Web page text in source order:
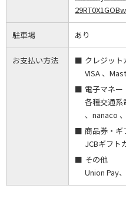
駐車場 あり
お支払い方法
クレジット
VISA 、
電子マネー
各種交通系
、nanaco
商品券・ギ
JCBギフト
その他
Union Pay